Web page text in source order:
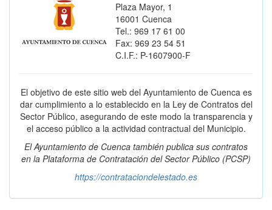
Plaza Mayor, 1
16001 Cuenca
Tel.: 969 17 61 00
Fax: 969 23 54 51
C.I.F.: P-1607900-F
El objetivo de este sitio web del Ayuntamiento de Cuenca es
dar cumplimiento a lo establecido en la Ley de Contratos del
Sector Público, asegurando de este modo la transparencia y
el acceso público a la actividad contractual del Municipio.
El Ayuntamiento de Cuenca también publica sus contratos
en la Plataforma de Contratación del Sector Público (PCSP)
https://contrataciondelestado.es